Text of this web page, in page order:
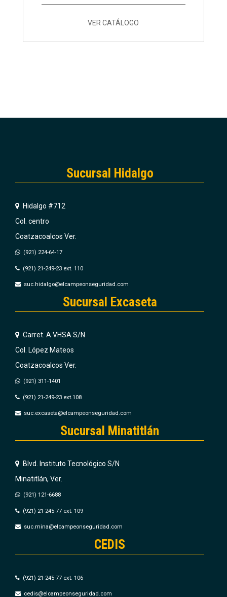
VER CATÁLOGO
Sucursal Hidalgo
Hidalgo #712
Col. centro
Coatzacoalcos Ver.
(921) 224-64-17
(921) 21-249-23 ext. 110
suc.hidalgo@elcampeonseguridad.com
Sucursal Excaseta
Carret. A VHSA S/N
Col. López Mateos
Coatzacoalcos Ver.
(921) 311-1401
(921) 21-249-23 ext.108
suc.excaseta@elcampeonseguridad.com
Sucursal Minatitlán
Blvd. Instituto Tecnológico S/N
Minatitlán, Ver.
(921) 121-6688
(921) 21-245-77 ext. 109
suc.mina@elcampeonseguridad.com
CEDIS
(921) 21-245-77 ext. 106
cedis@elcampeonseguridad.com